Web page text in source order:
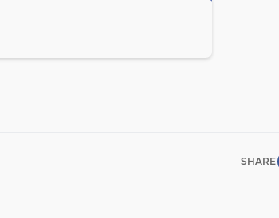
SHARE